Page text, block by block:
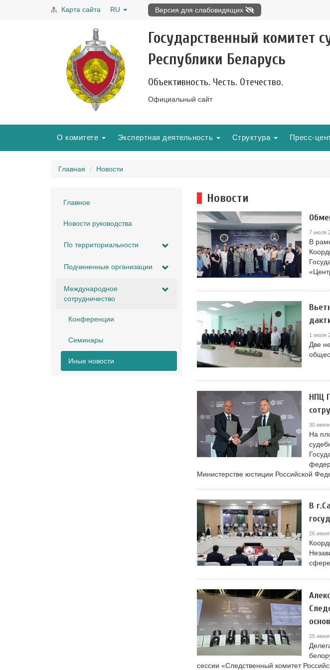
Карта сайта RU Версия для слабовидящих
Государственный комитет
Республики Беларусь
Объективность. Честь. Отечество.
Официальный сайт
О комитете Экспертная деятельность Структура Пресс-
Главная Новости
Главное
Новости руководства
По территориальности
Подчиненные организации
Международное
сотрудничество
Конференции
Семинары
Иные новости
Новости
7 июля
В
1 июля
Две
НПЦ
30 июня
На
Министерстве юстиции Российской
В
26 июня
сфере
25 июня
сессии «Следственный комитет